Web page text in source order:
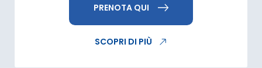
PRENOTA QUI
SCOPRI DI PIÙ